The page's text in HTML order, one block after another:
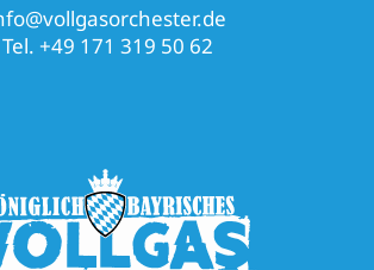
Tel. +49 171 319 50 62